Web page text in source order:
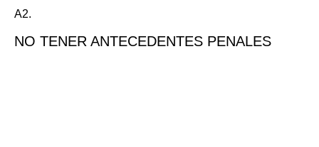
A2.
NO TENER ANTECEDENTES PENALES